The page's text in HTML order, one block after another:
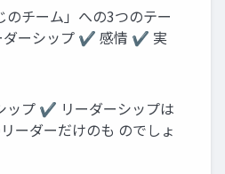
のチーム」への3つのテー
ーシップ ✔ 感情 ✔ 実
ップ ✔ リーダーシップは
ーダーだけのも のでしょ